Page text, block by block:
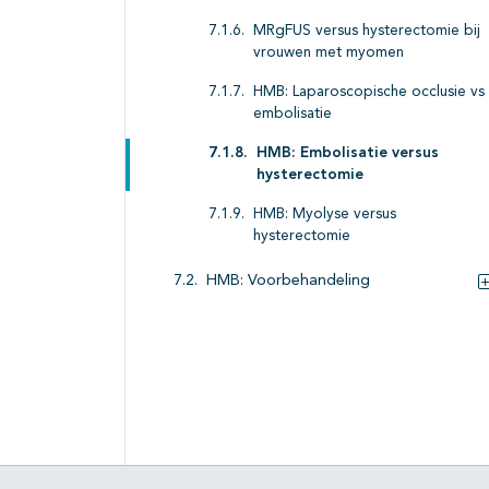
MRgFUS versus hysterectomie bij
vrouwen met myomen
HMB: Laparoscopische occlusie vs
embolisatie
HMB: Embolisatie versus
hysterectomie
HMB: Myolyse versus
hysterectomie
HMB: Voorbehandeling